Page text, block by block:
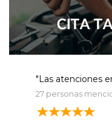
"Las atenciones
27 personas